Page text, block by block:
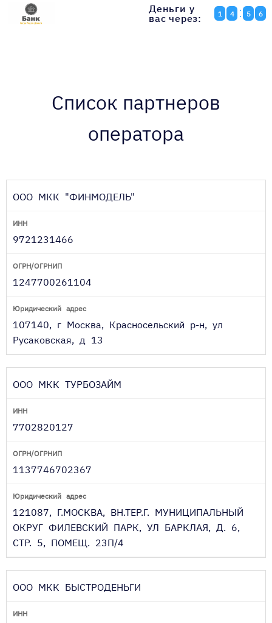
Деньги у
вас через:
1 4 5 6
Список партнеров
оператора
ООО МКК "ФИНМОДЕЛЬ"
9721231466
1247700261104
107140, г Москва, Красносельский р-н, ул
Русаковская, д 13
ООО МКК ТУРБОЗАЙМ
7702820127
1137746702367
121087, Г.МОСКВА, ВН.ТЕР.Г. МУНИЦИПАЛЬНЫЙ
ОКРУГ ФИЛЕВСКИЙ ПАРК, УЛ БАРКЛАЯ, Д. 6,
СТР. 5, ПОМЕЩ. 23П/4
ООО МКК БЫСТРОДЕНЬГИ